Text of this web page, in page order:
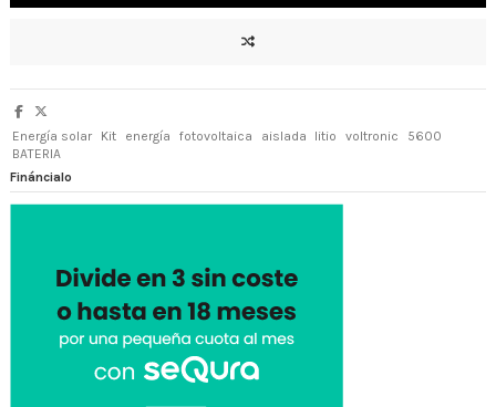
Energía solar Kit energía fotovoltaica aislada litio voltronic
5600
BATERIA
Fináncialo